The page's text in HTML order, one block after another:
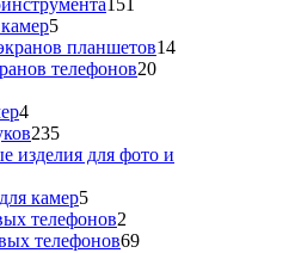
151
55
товаров
планшетов1414
телефонов2020
44
товара
235235
товаров
изделия для фото и
камер55
товаров
телефонов2
товара
телефонов6969